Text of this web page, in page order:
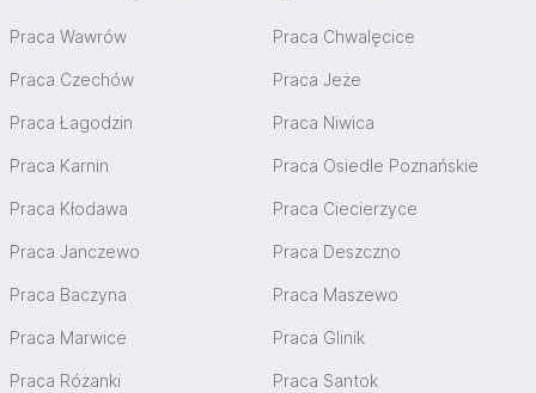
Praca Wawrów Praca Chwalęcice
Praca Czechów Praca Jeże
Praca Łagodzin Praca Niwica
Praca Karnin Praca Osiedle Poznańskie
Praca Kłodawa Praca Ciecierzyce
Praca Janczewo Praca Deszczno
Praca Baczyna Praca Maszewo
Praca Marwice Praca Glinik
Praca Różanki Praca Santok